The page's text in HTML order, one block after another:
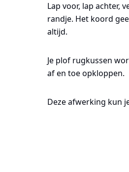
Lap voor, lap achter,
randje. Het koord
altijd.
Je plof rugkussen
af en toe opkloppen.
Deze afwerking kun